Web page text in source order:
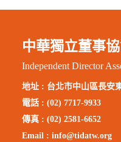
中華獨立董事
Independent Director
地址 : 台北市中山區長安
電話 : (02) 7717-9933
傳真 : (02) 2581-6652
Email :info@tidatw.org